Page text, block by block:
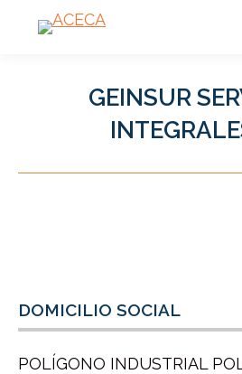
GEINSUR
DOMICILIO SOCIAL
POLÍGONO INDUSTRIAL